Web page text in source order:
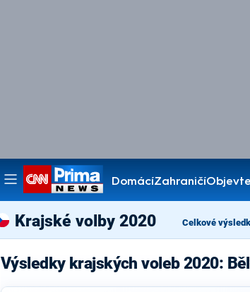
DomácíZahraničí
Pořady
Krajské volby 2020 Celkové
Výsledky krajských voleb 2020: